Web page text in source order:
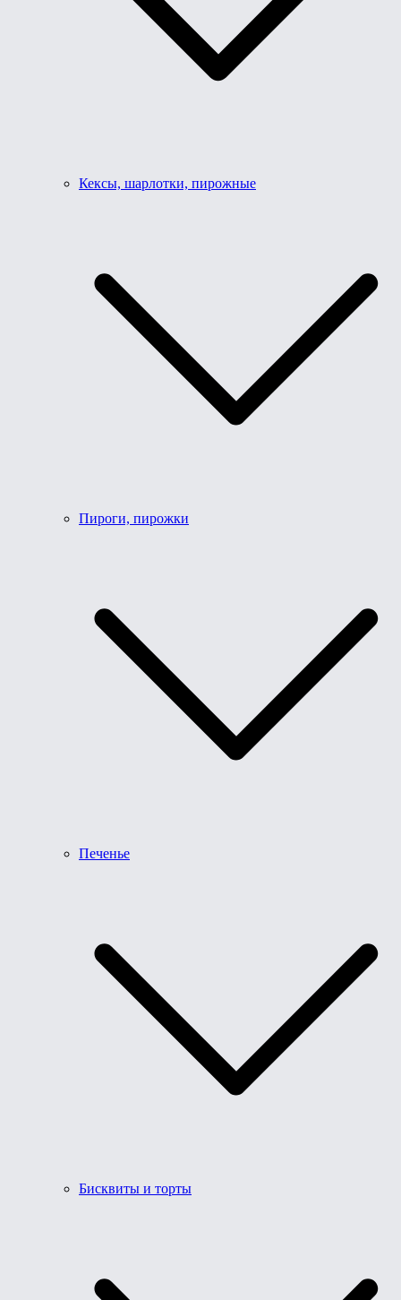
Кексы, шарлотки, пирожные
Пироги, пирожки
Печенье
Бисквиты и торты